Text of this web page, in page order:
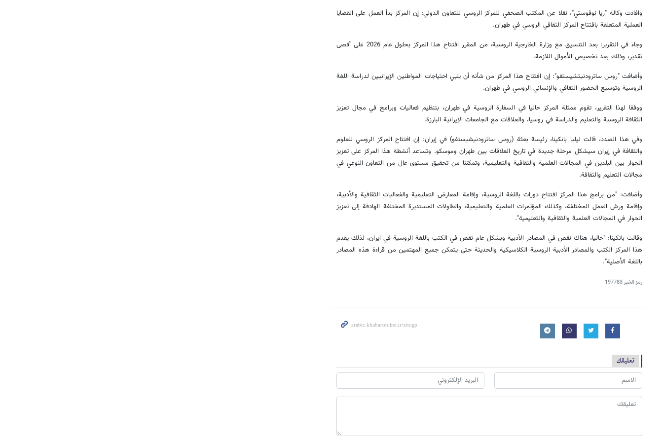
وافادت وكالة "ريا نوفوستي"، نقلا عن المكتب الصحفي للمركز الروسي للتعاون الدولي: إن المركز بدأ العمل على القضايا
العملية المتعلقة بافتتاح المركز الثقافي الروسي في طهران.
وجاء في التقرير: بعد التنسيق مع وزارة الخارجية الروسية، من المقرر افتتاح هذا المركز بحلول عام 2026 على أقصى
تقدير، وذلك بعد تخصيص الأموال اللازمة.
وأضافت "روس ساترودنيتشيستفو": إن افتتاح هذا المركز من شأنه أن يلبي احتياجات المواطنين الإيرانيين لدراسة اللغة
الروسية وتوسيع الحضور الثقافي والإنساني الروسي في طهران.
ووفقا لهذا التقرير، تقوم ممثلة المركز حاليا في السفارة الروسية في طهران، بتنظيم فعاليات وبرامج في مجال تعزيز
الثقافة الروسية والتعليم والدراسة في روسيا، والعلاقات مع الجامعات الإيرانية البارزة.
وفي هذا الصدد، قالت ليليا بانكينا، رئيسة بعثة (روس ساترودنيشيستفو) في إيران: إن افتتاح المركز الروسي للعلوم
والثقافة في إيران سيشكل مرحلة جديدة في تاريخ العلاقات بين طهران وموسكو. وتساعد أنشطة هذا المركز على تعزيز
الحوار بين البلدين في المجالات العلمية والثقافية والتعليمية، وتمكننا من تحقيق مستوى عال من التعاون النوعي في
مجالات التعليم والثقافة.
وأضافت: "من برامج هذا المركز افتتاح دورات باللغة الروسية، وإقامة المعارض التعليمية والفعاليات الثقافية والأدبية،
وإقامة ورش العمل المختلفة، وكذلك المؤتمرات العلمية والتعليمية، والطاولات المستديرة المختلفة الهادفة إلى تعزيز
الحوار في المجالات العلمية والثقافية والتعليمية".
وقالت بانكينا: "حاليا، هناك نقص في المصادر الأدبية وبشكل عام نقص في الكتب باللغة الروسية في ايران، لذلك يقدم
هذا المركز الكتب والمصادر الأدبية الروسية الكلاسيكية والحديثة حتى يتمكن جميع المهتمين من قراءة هذه المصادر
باللغة الأصلية".
رمز الخبر197783
تعليقك